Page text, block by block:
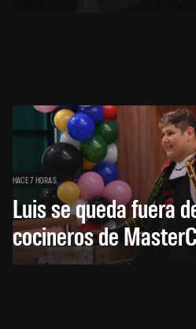
HACE 7 HORAS
Luis se queda fuera
cocineros de